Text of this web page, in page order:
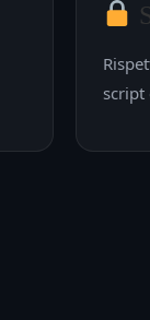
script